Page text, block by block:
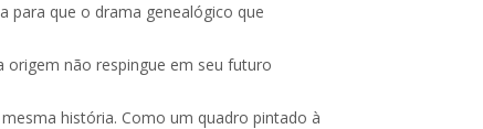
para que o drama genealógico que
origem não respingue em seu futuro
história. Como um quadro pintado à